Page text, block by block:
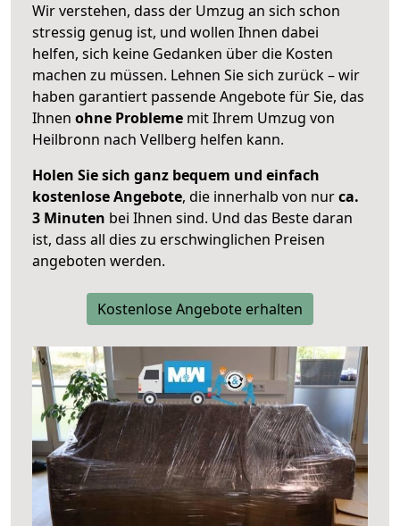
Wir verstehen, dass der Umzug an sich schon
stressig genug ist, und wollen Ihnen dabei
helfen, sich keine Gedanken über die Kosten
machen zu müssen. Lehnen Sie sich zurück – wir
haben garantiert passende Angebote für Sie, das
Ihnen ohne Probleme mit Ihrem Umzug von
Heilbronn nach Vellberg helfen kann.
Holen Sie sich ganz bequem und einfach
kostenlose Angebote, die innerhalb von nurca.
3 Minuten bei Ihnen sind. Und das Beste daran
ist, dass all dies zu erschwinglichen Preisen
angeboten werden.
Kostenlose Angebote erhalten